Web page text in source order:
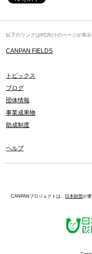
以下のリンクはPC向けのページが表示
CANPAN FIELDS
トピックス
ブログ
団体情報
事業成果物
助成制度
ヘルプ
CANPANプロジェクトは、 日本財団が運